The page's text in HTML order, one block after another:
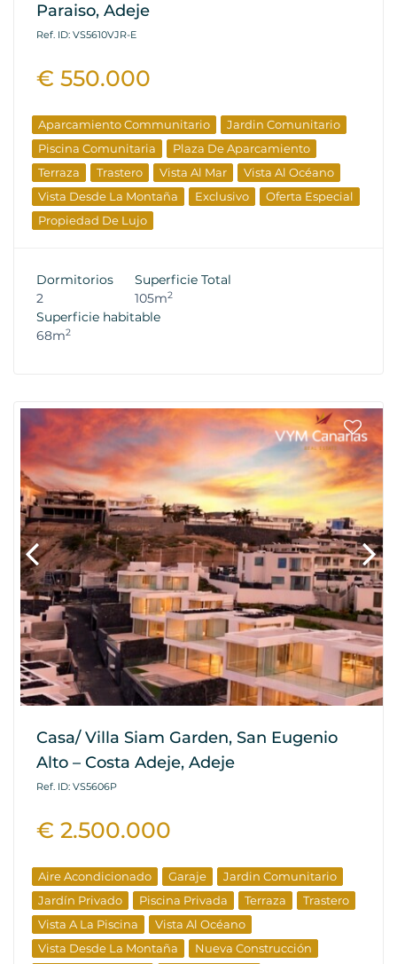
Paraiso, Adeje
Ref. ID: VS5610VJR-E
€ 550.000
Aparcamiento Communitario
Jardin Comunitario
Piscina Comunitaria
Plaza De Aparcamiento
Terraza
Trastero Vista Al Mar
Vista Al Océano
Vista Desde La Montaña
Exclusivo
Oferta Especial
Propiedad De Lujo
Dormitorios
2
Superficie Total
105m2
Superficie habitable
68m2
Casa/ Villa Siam Garden, San Eugenio
Alto – Costa Adeje, Adeje
Ref. ID: VS5606P
€ 2.500.000
Aire Acondicionado Garaje
Jardin Comunitario
Jardín Privado
Piscina Privada Terraza
Trastero
Vista A La Piscina
Vista Al Océano
Vista Desde La Montaña
Nueva Construcción